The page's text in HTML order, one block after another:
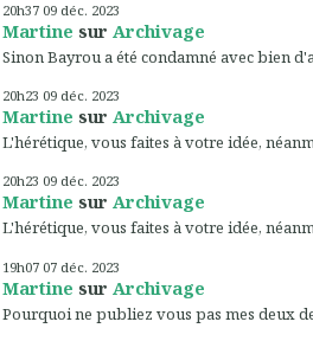
20h37 09 déc. 2023
Martine sur Archivage
Sinon Bayrou a été condamné avec bien
20h23 09 déc. 2023
Martine sur Archivage
L'hérétique, vous faites à votre idée,
20h23 09 déc. 2023
Martine sur Archivage
L'hérétique, vous faites à votre idée,
19h07 07 déc. 2023
Martine sur Archivage
Pourquoi ne publiez vous pas mes deux